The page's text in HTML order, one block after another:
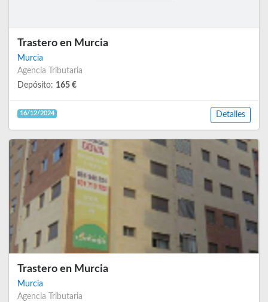
Trastero en Murcia
Murcia
Agencia Tributaria
Depósito: 165 €
16/12/2024 Detalles
Trastero en Murcia
Murcia
Agencia Tributaria